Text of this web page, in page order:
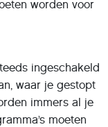
worden voor
ingeschakeld
waar je gestopt
immers al je
moeten